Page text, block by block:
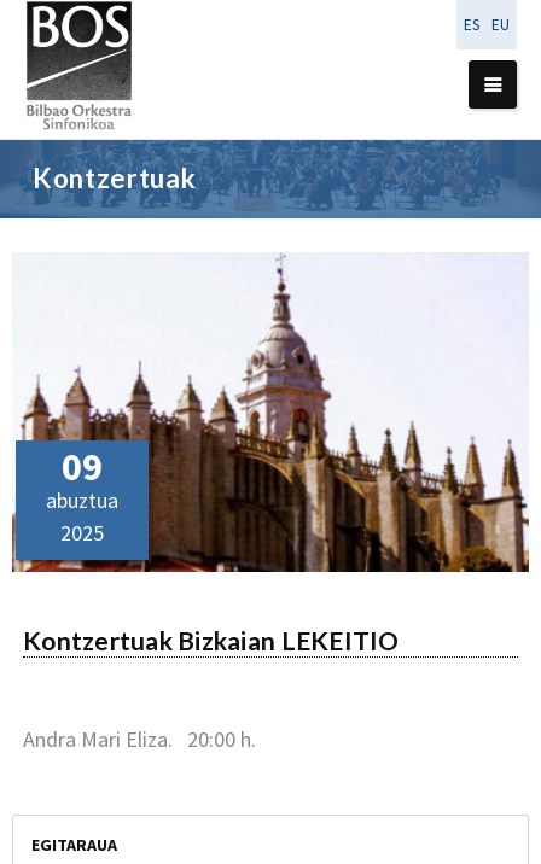
ES EU
Kontzertuak
Kontzertuak Bizkaian LEKEITIO
09
abuztua
2025
Andra Mari Eliza. 20:00 h.
EGITARAUA